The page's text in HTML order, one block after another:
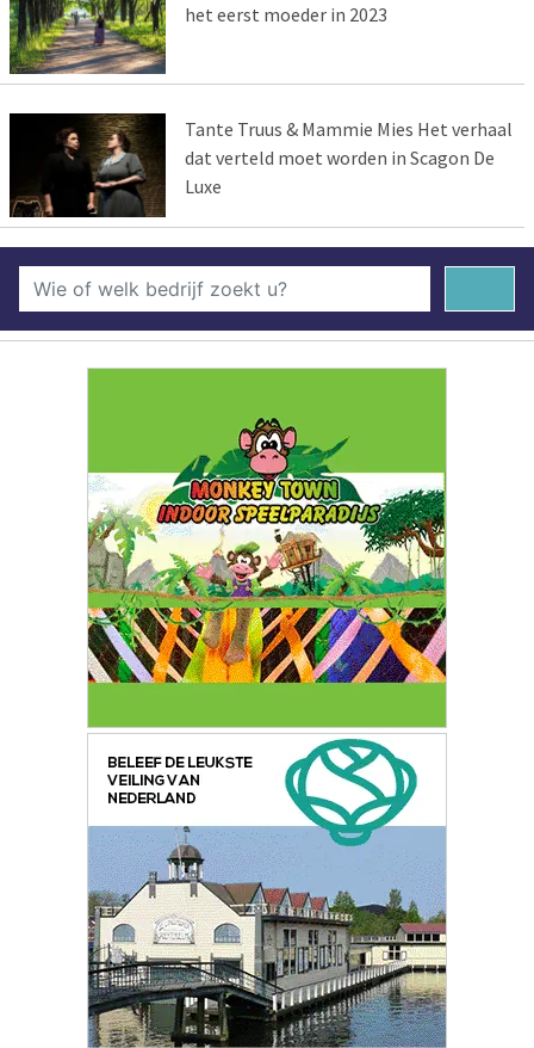
het eerst moeder in 2023
Tante Truus & Mammie Mies Het verhaal
dat verteld moet worden in Scagon De
Luxe